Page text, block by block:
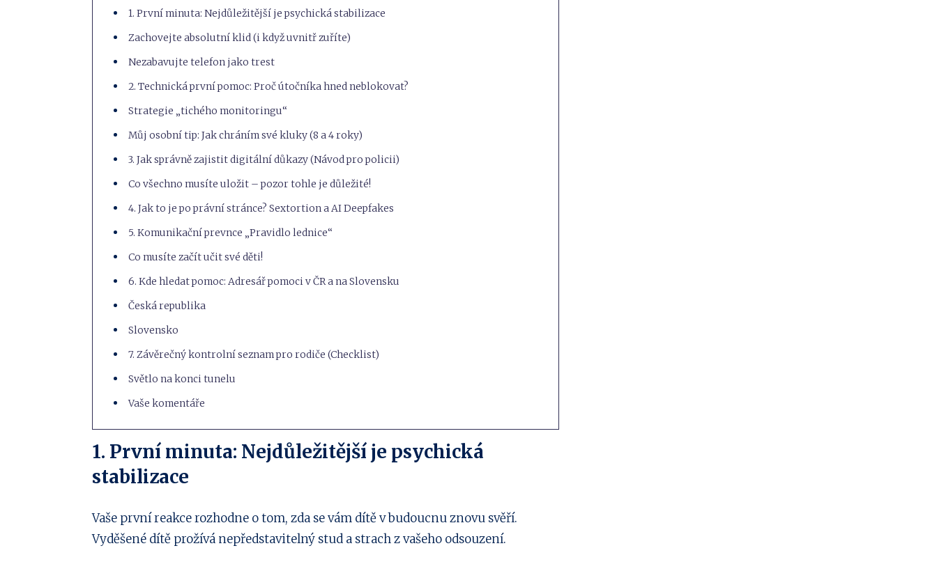
1. První minuta: Nejdůležitější je psychická stabilizace
Zachovejte absolutní klid (i když uvnitř zuříte)
Nezabavujte telefon jako trest
2. Technická první pomoc: Proč útočníka hned neblokovat?
Strategie „tichého monitoringu“
Můj osobní tip: Jak chráním své kluky (8 a 4 roky)
3. Jak správně zajistit digitální důkazy (Návod pro policii)
Co všechno musíte uložit – pozor tohle je důležité!
4. Jak to je po právní stránce? Sextortion a AI Deepfakes
5. Komunikační prevnce „Pravidlo lednice“
Co musíte začít učit své děti!
6. Kde hledat pomoc: Adresář pomoci v ČR a na Slovensku
Česká republika
Slovensko
7. Závěrečný kontrolní seznam pro rodiče (Checklist)
Světlo na konci tunelu
Vaše komentáře
1. První minuta: Nejdůležitější je psychická
stabilizace
Vaše první reakce rozhodne o tom, zda se vám dítě v budoucnu znovu svěří.
Vyděšené dítě prožívá nepředstavitelný stud a strach z vašeho odsouzení.